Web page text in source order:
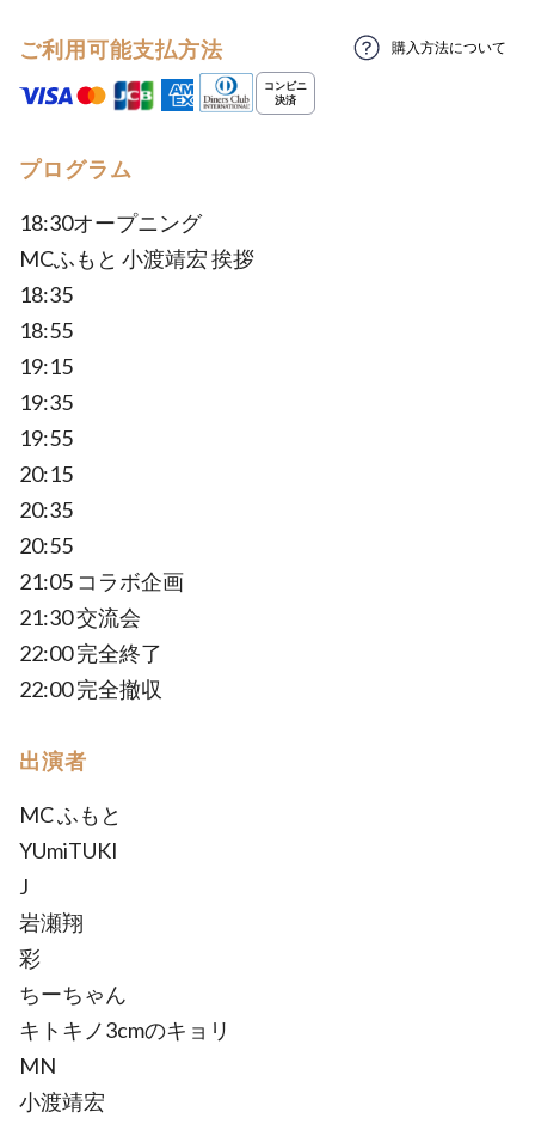
ご利用可能支払方法 購入方法について
プログラム
18:30オープニング
MCふもと 小渡靖宏 挨拶
18:35
18:55
19:15
19:35
19:55
20:15
20:35
20:55
21:05 コラボ企画
21:30 交流会
22:00 完全終了
22:00 完全撤収
出演者
MC ふもと
YUmiTUKI
J
岩瀬翔
彩
ちーちゃん
キトキノ3cmのキョリ
MN
小渡靖宏